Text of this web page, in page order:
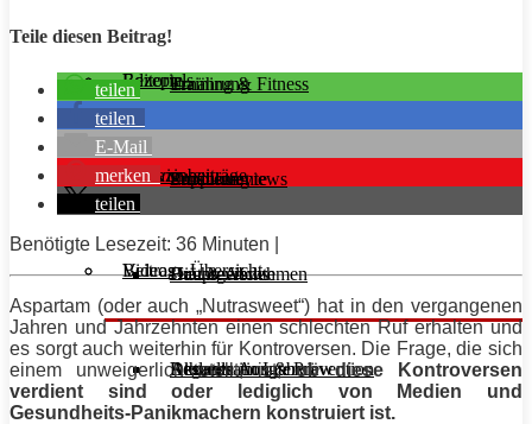
Ernährung
Supplemente
Training & Fitness
Ernährung
Diät & Abnehmen
Regeneration & Prävention
Produktreviews
Buchreviews
Rezepte
Hauptgerichte
Desserts
Interviews
Athleten im Interview
Videos
Editorials
Magazinbeiträge
Aktuelle Ausgabe
Beitrags-Übersicht
Teile diesen Beitrag!
teilen
teilen
E-Mail
merken
teilen
Benötigte Lesezeit: 36 Minuten |
Aspartam (oder auch „Nutrasweet“) hat in den vergangenen
Jahren und Jahrzehnten einen schlechtenRuferhalten und
es sorgt auch weiterhin für Kontroversen. Die Frage, die sich
einem unweigerlich stellt, ist,ob diese Kontroversen
verdient sind oder lediglich von Medien und
Gesundheits-Panikmachern konstruiert ist.